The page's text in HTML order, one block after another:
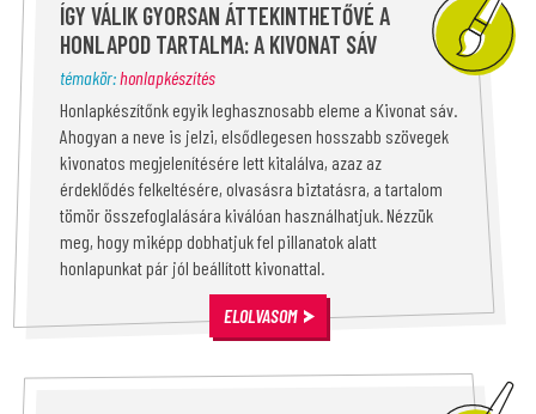
ÍGY VÁLIK GYORSAN ÁTTEKINTHETŐVÉ A
HONLAPOD TARTALMA: A KIVONAT SÁV
témakör:honlapkészítés
Honlapkészítőnk egyik leghasznosabb eleme a Kivonat sáv.
Ahogyan a neve is jelzi, elsődlegesen hosszabb szövegek
kivonatos megjelenítésére lett kitalálva, azaz az
érdeklődés felkeltésére, olvasásra biztatásra, a tartalom
tömör összefoglalására kiválóan használhatjuk. Nézzük
meg, hogy miképp dobhatjuk fel pillanatok alatt
honlapunkat pár jól beállított kivonattal.
ELOLVASOM